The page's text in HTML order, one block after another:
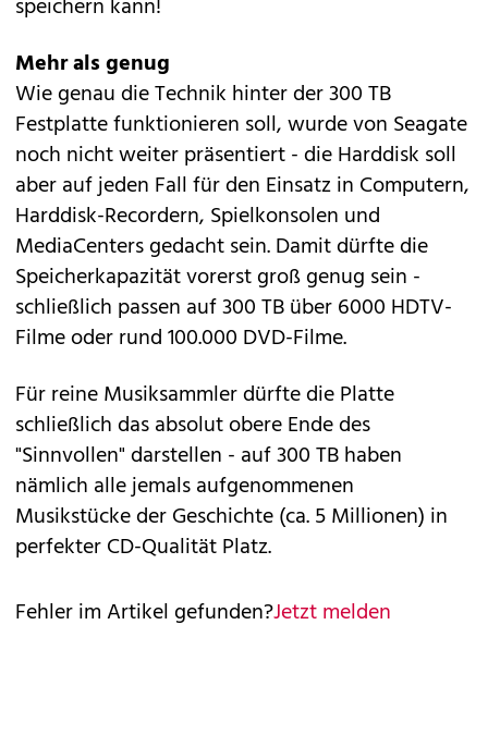
speichern kann!
Mehr als genug
Wie genau die Technik hinter der 300 TB
Festplatte funktionieren soll, wurde von Seagate
noch nicht weiter präsentiert - die Harddisk soll
aber auf jeden Fall für den Einsatz in Computern,
Harddisk-Recordern, Spielkonsolen und
MediaCenters gedacht sein. Damit dürfte die
Speicherkapazität vorerst groß genug sein -
schließlich passen auf 300 TB über 6000 HDTV-
Filme oder rund 100.000 DVD-Filme.
Für reine Musiksammler dürfte die Platte
schließlich das absolut obere Ende des
"Sinnvollen" darstellen - auf 300 TB haben
nämlich alle jemals aufgenommenen
Musikstücke der Geschichte (ca. 5 Millionen) in
perfekter CD-Qualität Platz.
Fehler im Artikel gefunden?Jetzt melden